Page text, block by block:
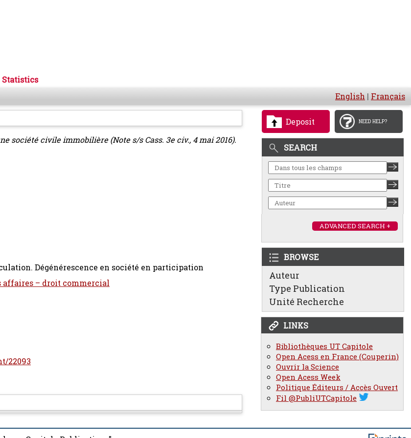
Statistics
English | Français
Deposit NEED HELP?
SEARCH
ADVANCED SEARCH +
BROWSE
Auteur
Type Publication
Unité Recherche
LINKS
Bibliothèques UT Capitole
Open Acess en France (Couperin)
Ouvrir la Science
Open Acess Week
Politique Éditeurs / Accès Ouvert
Fil @PubliUTCapitole
société civile immobilière (Note s/s Cass. 3e civ., 4 mai 2016).
Dégénérescence en société en participation
affaires – droit commercial
22093